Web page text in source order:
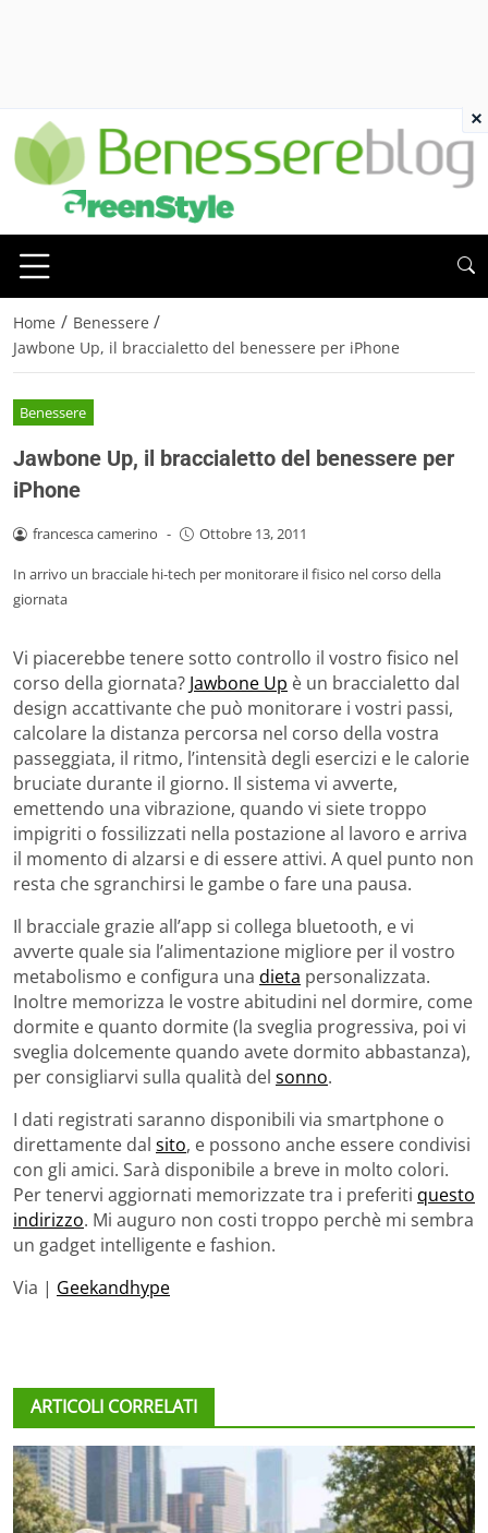
Home / Benessere /
Jawbone Up, il braccialetto del benessere per iPhone
Benessere
Jawbone Up, il braccialetto del benessere per
iPhone
francesca camerino - Ottobre 13, 2011
In arrivo un bracciale hi-tech per monitorare il fisico nel corso della
giornata
Vi piacerebbe tenere sotto controllo il vostro fisico nel
corso della giornata? Jawbone Up è un braccialetto dal
design accattivante che può monitorare i vostri passi,
calcolare la distanza percorsa nel corso della vostra
passeggiata, il ritmo, l’intensità degli esercizi e le calorie
bruciate durante il giorno. Il sistema vi avverte,
emettendo una vibrazione, quando vi siete troppo
impigriti o fossilizzati nella postazione al lavoro e arriva
il momento di alzarsi e di essere attivi. A quel punto non
resta che sgranchirsi le gambe o fare una pausa.
Il bracciale grazie all’app si collega bluetooth, e vi
avverte quale sia l’alimentazione migliore per il vostro
metabolismo e configura una dieta personalizzata.
Inoltre memorizza le vostre abitudini nel dormire, come
dormite e quanto dormite (la sveglia progressiva, poi vi
sveglia dolcemente quando avete dormito abbastanza),
per consigliarvi sulla qualità del sonno.
I dati registrati saranno disponibili via smartphone o
direttamente dal sito, e possono anche essere condivisi
con gli amici. Sarà disponibile a breve in molto colori.
Per tenervi aggiornati memorizzate tra i preferiti questo
indirizzo. Mi auguro non costi troppo perchè mi sembra
un gadget intelligente e fashion.
Via | Geekandhype
ARTICOLI CORRELATI
×